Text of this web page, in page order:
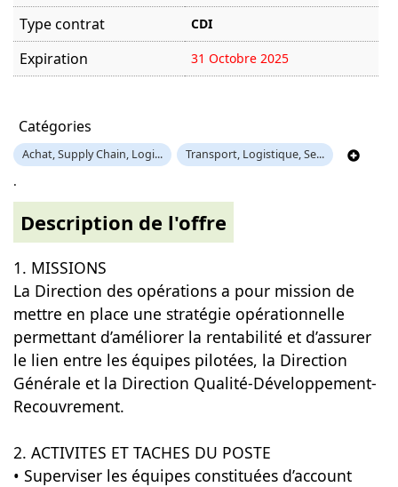
Type contrat CDI
Expiration 31 Octobre 2025
Catégories
Achat, Supply Chain, Logi... Transport, Logistique, Se...
.
Description de l'offre
1. MISSIONS
La Direction des opérations a pour mission de
mettre en place une stratégie opérationnelle
permettant d’améliorer la rentabilité et d’assurer
le lien entre les équipes pilotées, la Direction
Générale et la Direction Qualité-Développement-
Recouvrement.
2. ACTIVITES ET TACHES DU POSTE
• Superviser les équipes constituées d’account